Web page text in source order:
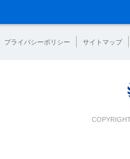
プライバシーポリシー サイトマップ